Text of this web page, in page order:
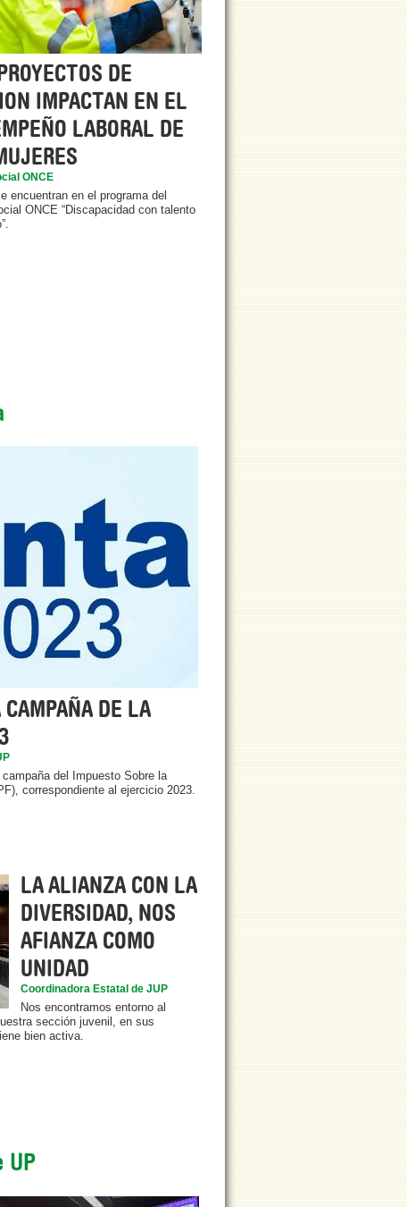
DE
IMPACTAN EN EL
LABORAL DE
ONCE
encuentran en el programa del
ONCE “Discapacidad con talento
DE LA
del Impuesto Sobre la
correspondiente al ejercicio 2023.
LA ALIANZA CON LA
DIVERSIDAD, NOS
AFIANZA COMO
UNIDAD
Coordinadora Estatal de JUP
Nos encontramos entorno al
sección juvenil, en sus
bien activa.
UP